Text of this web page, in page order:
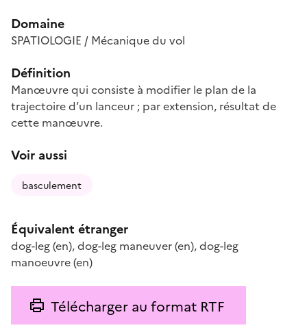
Domaine
SPATIOLOGIE / Mécanique du vol
Définition
Manœuvre qui consiste à modifier le plan de la
trajectoire d’un lanceur ; par extension, résultat de
cette manœuvre.
Voir aussi
basculement
Équivalent étranger
dog-leg(en),dog-leg maneuver(en),dog-leg
manoeuvre(en)
Télécharger au format RTF